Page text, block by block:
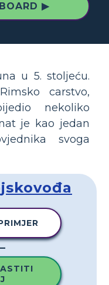
▶
u 5. stoljeću.
carstvo,
nekoliko
je kao jedan
svoga